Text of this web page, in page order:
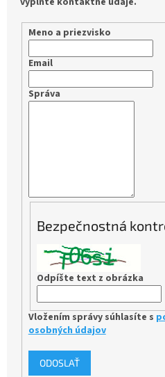
Meno a priezvisko
Email
Správa
Bezpečnostná
Odpíšte text z obrázka
Vložením správy súhlasíte s
osobných údajov
ODOSLAŤ